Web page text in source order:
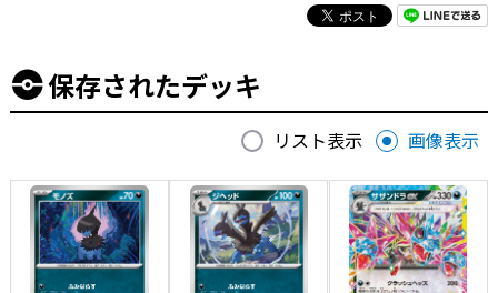
保存されたデッキ
リスト表示 画像表示